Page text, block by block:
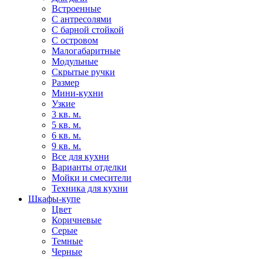
Встроенные
С антресолями
С барной стойкой
С островом
Малогабаритные
Модульные
Скрытые ручки
Размер
Мини-кухни
Узкие
3 кв. м.
5 кв. м.
6 кв. м.
9 кв. м.
Все для кухни
Варианты отделки
Мойки и смесители
Техника для кухни
Шкафы-купе
Цвет
Коричневые
Серые
Темные
Черные